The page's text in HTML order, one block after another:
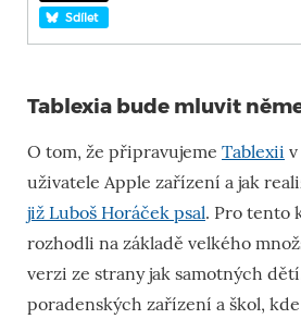
Sdílet
Tablexia bude mluvit
O tom, že připravujeme Tablexii
uživatele Apple zařízení a jak
již Luboš Horáček psal. Pro tento
rozhodli na základě velkého
verzi ze strany jak samotných
poradenských zařízení a škol,